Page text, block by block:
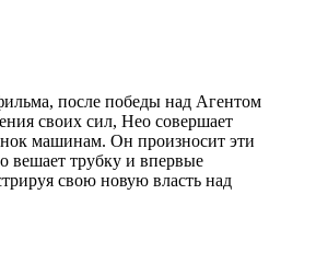
после победы над Агентом
своих сил, Нео совершает
машинам. Он произносит эти
вешает трубку и впервые
свою новую власть над